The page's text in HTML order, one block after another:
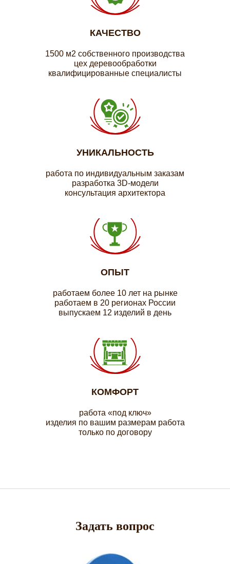
КАЧЕСТВО
1500 м2 собственного производства
цех деревообработки
квалифицированные специалисты
УНИКАЛЬНОСТЬ
работа по индивидуальным заказам
разработка 3D-модели
консультация архитектора
ОПЫТ
работаем более 10 лет на рынке
работаем в 20 регионах России
выпускаем 12 изделий в день
КОМФОРТ
работа «под ключ»
изделия по вашим размерам работа
только по договору
Задать вопрос